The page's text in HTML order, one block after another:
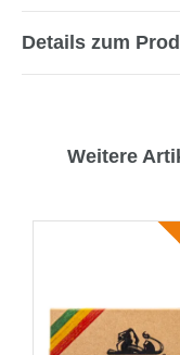
Details zum
Weitere